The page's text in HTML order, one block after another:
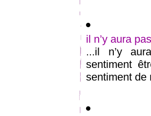
il n’y aura
...il n’y
sentiment
sentiment de